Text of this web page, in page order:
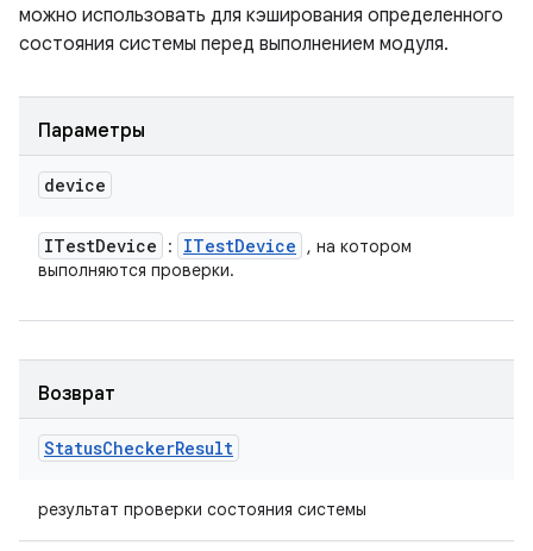
можно использовать для кэширования определенного
состояния системы перед выполнением модуля.
Параметры
device
ITestDevice : ITestDevice
, на котором
выполняются проверки.
Возврат
StatusCheckerResult
результат проверки состояния системы